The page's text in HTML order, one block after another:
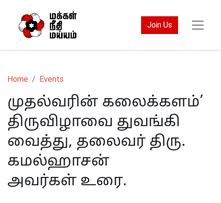
Join Us
Home Events
முதல்வரின் கலைக்களம்’
திருவிழாவை துவங்கி
வைத்து, தலைவர் திரு.
கமல்ஹாசன்
அவர்கள் உரை.